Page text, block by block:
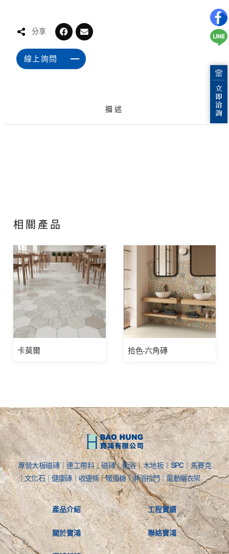
分享
線上詢問
描述
相關產品
卡莫爾 拾色-六角磚
專營大板磁磚｜連工帶料｜磁磚｜衛浴｜木地板｜SPC｜馬賽克
｜文化石｜健康磚｜收邊條｜暖風機｜淋浴拉門｜電動曬衣架
產品介紹
關於寶鴻
工程實績
聯絡寶鴻